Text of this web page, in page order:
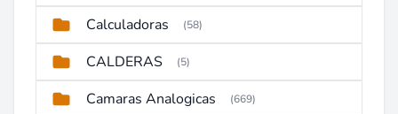
Calculadoras (58)
CALDERAS (5)
Camaras Analogicas (669)